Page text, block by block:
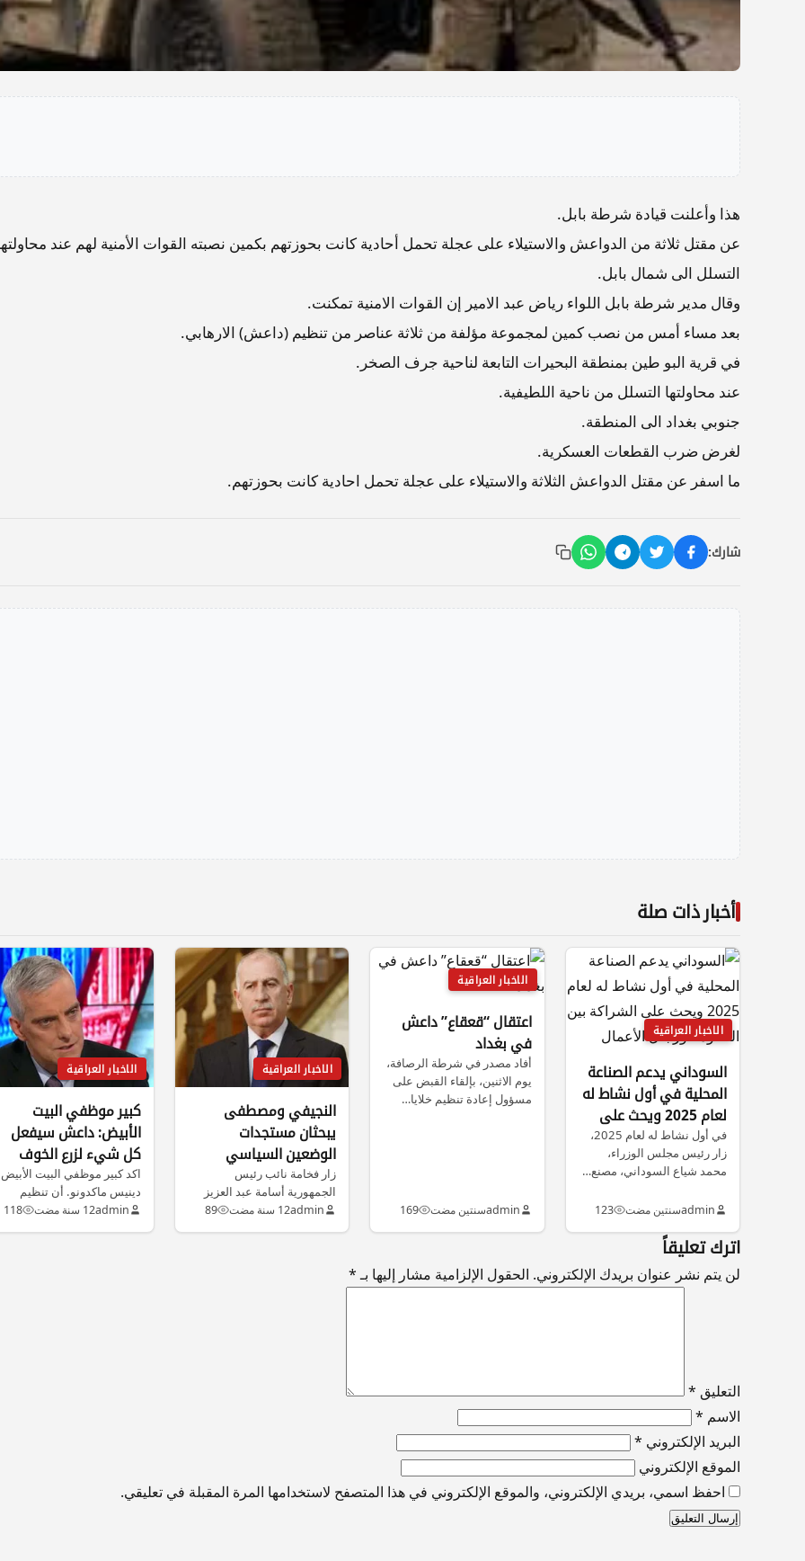
هذا وأعلنت قيادة شرطة بابل.
عن مقتل ثلاثة من الدواعش والاستيلاء على عجلة تحمل أحادية كانت بحوزتهم بكمين نصبته القوات الأمنية لهم عند
التسلل الى شمال بابل.
وقال مدير شرطة بابل اللواء رياض عبد الامير إن القوات الامنية تمكنت.
بعد مساء أمس من نصب كمين لمجموعة مؤلفة من ثلاثة عناصر من تنظيم (داعش) الارهابي.
في قرية البو طين بمنطقة البحيرات التابعة لناحية جرف الصخر.
عند محاولتها التسلل من ناحية اللطيفية.
جنوبي بغداد الى المنطقة.
لغرض ضرب القطعات العسكرية.
ما اسفر عن مقتل الدواعش الثلاثة والاستيلاء على عجلة تحمل احادية كانت بحوزتهم.
شارك:
أخبار ذات صلة
الاخبار العراقية
السوداني يدعم الصناعة
المحلية في أول نشاط له
لعام 2025 ويحث على
الشراكة بين الحكومة
ورجال الأعمال
في أول نشاط له لعام 2025،
زار رئيس مجلس الوزراء،
محمد شياع السوداني، مصنع…
adminسنتين مضت 123
الاخبار العراقية
اعتقال “قعقاع” داعش
في بغداد
أفاد مصدر في شرطة الرصافة،
يوم الاثنين، بإلقاء القبض على
مسؤول إعادة تنظيم خلايا…
adminسنتين مضت 169
الاخبار العراقية
النجيفي ومصطفى
يبحثان مستجدات
الوضعين السياسي
والأمني في العراق
زار فخامة نائب رئيس
الجمهورية أسامة عبد العزيز
النجيفي مساء أمس نوشيروان
admin12 سنة مضت 89
الاخبار العراقية
كبير موظفي البيت
الأبيض: داعش سيفعل
كل شيء لزرع الخوف
بقلوب خصومه
اكد كبير موظفي البيت الأبيض
دينيس ماكدونو. أن تنظيم
داعش سيفعل كل ما من…
admin12 سنة مضت 118
اترك تعليقاً
لن يتم نشر عنوان بريدك الإلكتروني. الحقول الإلزامية مشار إليها بـ*
التعليق *
الاسم *
البريد الإلكتروني *
الموقع الإلكتروني
احفظ اسمي، بريدي الإلكتروني، والموقع الإلكتروني في هذا المتصفح لاستخدامها المرة المقبلة في تعليقي.